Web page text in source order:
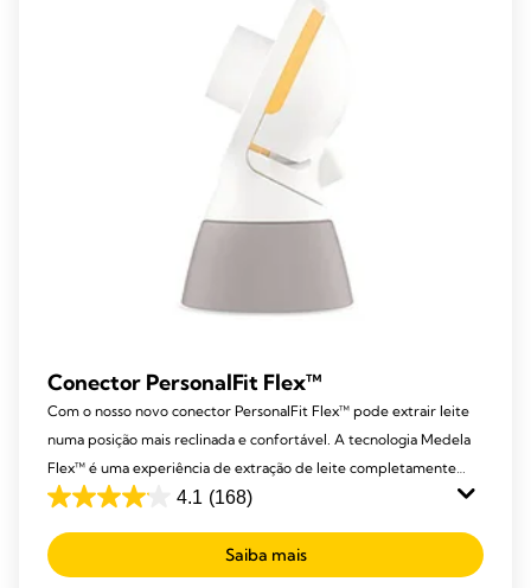
Conector PersonalFit Flex™
Com o nosso novo conector PersonalFit Flex™ pode extrair leite
numa posição mais reclinada e confortável. A tecnologia Medela
Flex™ é uma experiência de extração de leite completamente
nova e personalizada para si.
4.1 (168)
4.1
em
5
Saiba mais